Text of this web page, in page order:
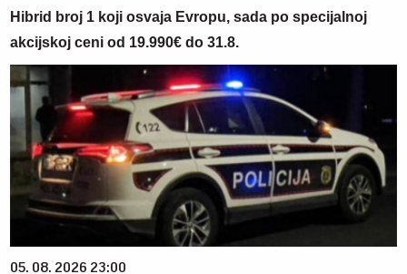
Hibrid broj 1 koji osvaja Evropu, sada po specijalnoj
akcijskoj ceni od 19.990€ do 31.8.
05. 08. 2026 23:00